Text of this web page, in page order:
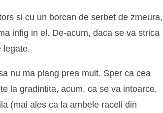
si cu un borcan de serbet de zmeura,
infig in el. De-acum, daca se va strica
legate.
nu ma plang prea mult. Sper ca cea
la gradintita, acum, ca se va intoarce,
(mai ales ca la ambele raceli din